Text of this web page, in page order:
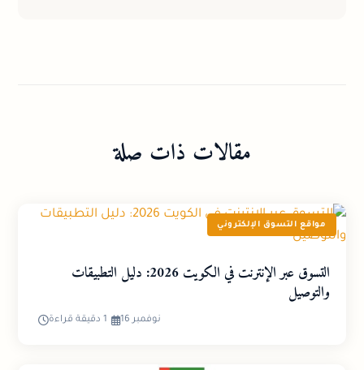
مقالات ذات صلة
مواقع التسوق الإلكتروني
التسوق عبر الإنترنت في الكويت 2026: دليل التطبيقات
والتوصيل
1 دقيقة قراءة نوفمبر 16